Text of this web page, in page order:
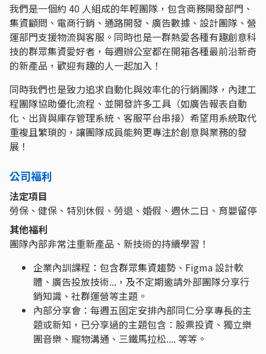
我們是一個約 40 人組成的年輕團隊，包含商務開發部門、
集資顧問、電商行銷、通路開發、廣告數據、設計團隊、營
運部門支援物流與客服。同時也是一群熱愛各種有趣創意科
技的群眾集資愛好者，每週辦公室都在開箱各種最前沿新奇
的新產品，歡迎有趣的人一起加入！
同時我們也是致力追求自動化與效率化的行銷團隊，內建工
程團隊協助優化流程、並開發許多工具（如廣告報表自動
化、出貨與庫存管理系統、客服平台串接）希望用系統取代
重複且繁瑣的，讓團隊成員能夠更專注於創意與業務的發
展！
公司福利
法定項目
勞保、健保、特別休假、勞退、婚假、週休二日、育嬰留停
其他福利
團隊內部非常注重新產品、新技術的持續學習！
企業內訓課程：包含群眾集資趨勢、Figma 設計軟
體、廣告投放技術...，及不定期邀請外部團隊分享行
銷知識、社群運營等主題。
內部分享會：每週五固定安排內部同仁分享專長的主
題或新知，已分享過的主題包含：股票投資、獨立樂
團音樂、寵物溝通、三鐵馬拉松.... 等等。